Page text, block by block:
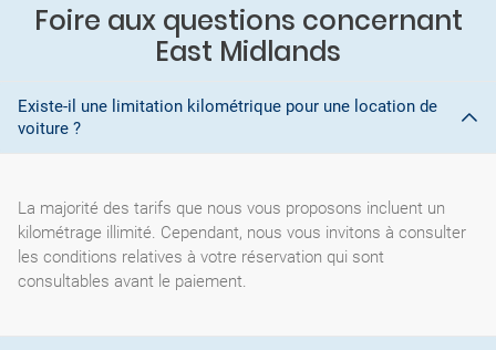
Foire aux questions concernant
East Midlands
Existe-il une limitation kilométrique pour une location de
voiture ?
La majorité des tarifs que nous vous proposons incluent un
kilométrage illimité. Cependant, nous vous invitons à consulter
les conditions relatives à votre réservation qui sont
consultables avant le paiement.